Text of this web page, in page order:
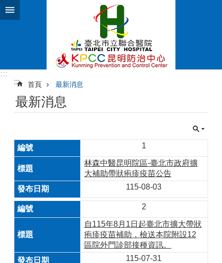
跳到主要內容區塊
:::
:::
首頁 最新消息
最新消息
1
林森中醫昆明院區-臺北市政府擴
大補助帶狀疱疹疫苗公告
115-08-03
2
自115年8月1日起臺北市擴大帶狀
疱疹疫苗補助，檢送本院附設12
區院外門診部接種資訊。
115-07-31